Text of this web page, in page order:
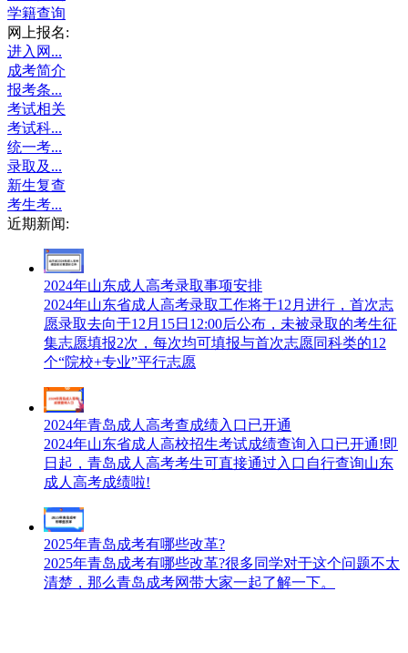
学籍查询
网上报名:
进入网...
成考简介
报考条...
考试相关
考试科...
统一考...
录取及...
新生复查
考生考...
近期新闻:
2024年山东成人高考录取事项安排
2024年山东省成人高考录取工作将于12月进行，首次志
愿录取去向于12月15日12:00后公布，未被录取的考生征
集志愿填报2次，每次均可填报与首次志愿同科类的12
个“院校+专业”平行志愿
2024年青岛成人高考查成绩入口已开通
2024年山东省成人高校招生考试成绩查询入口已开通!即
日起，青岛成人高考考生可直接通过入口自行查询山东
成人高考成绩啦!
2025年青岛成考有哪些改革?
2025年青岛成考有哪些改革?很多同学对于这个问题不太
清楚，那么青岛成考网带大家一起了解一下。